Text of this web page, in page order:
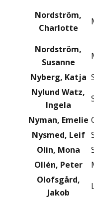
Nordström,
Charlotte
Nordström,
Susanne
Nyberg, Katja
Nylund Watz,
Ingela
Nyman, Emelie
Nysmed, Leif
Olin, Mona
Ollén, Peter
Olofsgård,
Jakob